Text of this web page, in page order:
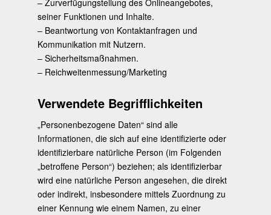
– Zurverfügungstellung des Onlineangebotes,
seiner Funktionen und Inhalte.
– Beantwortung von Kontaktanfragen und
Kommunikation mit Nutzern.
– Sicherheitsmaßnahmen.
– Reichweitenmessung/Marketing
Verwendete Begrifflichkeiten
„Personenbezogene Daten“ sind alle
Informationen, die sich auf eine identifizierte oder
identifizierbare natürliche Person (im Folgenden
„betroffene Person“) beziehen; als identifizierbar
wird eine natürliche Person angesehen, die direkt
oder indirekt, insbesondere mittels Zuordnung zu
einer Kennung wie einem Namen, zu einer